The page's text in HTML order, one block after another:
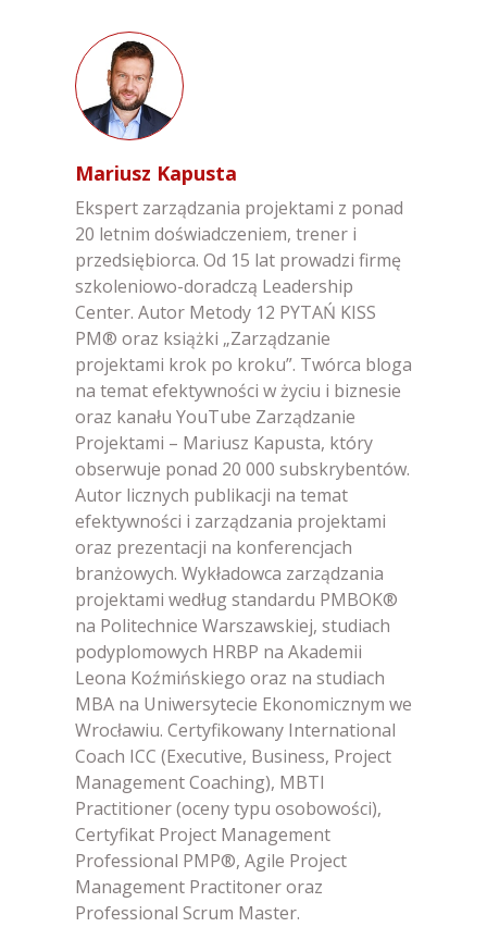
Mariusz Kapusta
Ekspert zarządzania projektami z ponad
20 letnim doświadczeniem, trener i
przedsiębiorca. Od 15 lat prowadzi firmę
szkoleniowo-doradczą Leadership
Center. Autor Metody 12 PYTAŃ KISS
PM® oraz książki „Zarządzanie
projektami krok po kroku”. Twórca bloga
na temat efektywności w życiu i biznesie
oraz kanału YouTube Zarządzanie
Projektami – Mariusz Kapusta, który
obserwuje ponad 20 000 subskrybentów.
Autor licznych publikacji na temat
efektywności i zarządzania projektami
oraz prezentacji na konferencjach
branżowych. Wykładowca zarządzania
projektami według standardu PMBOK®
na Politechnice Warszawskiej, studiach
podyplomowych HRBP na Akademii
Leona Koźmińskiego oraz na studiach
MBA na Uniwersytecie Ekonomicznym we
Wrocławiu. Certyfikowany International
Coach ICC (Executive, Business, Project
Management Coaching), MBTI
Practitioner (oceny typu osobowości),
Certyfikat Project Management
Professional PMP®, Agile Project
Management Practitoner oraz
Professional Scrum Master.